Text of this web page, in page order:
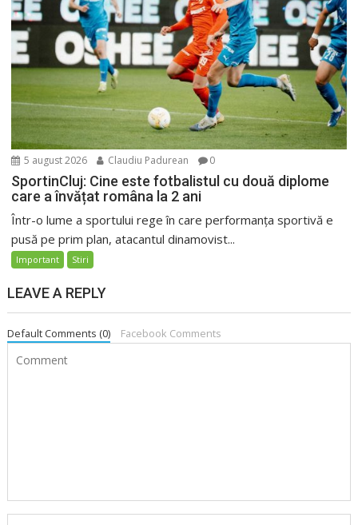
5 august 2026 Claudiu Padurean 0
SportinCluj: Cine este fotbalistul cu două diplome
care a învățat româna la 2 ani
Într-o lume a sportului rege în care performanța sportivă e
pusă pe prim plan, atacantul dinamovist...
Important Stiri
LEAVE A REPLY
Default Comments (0) Facebook Comments